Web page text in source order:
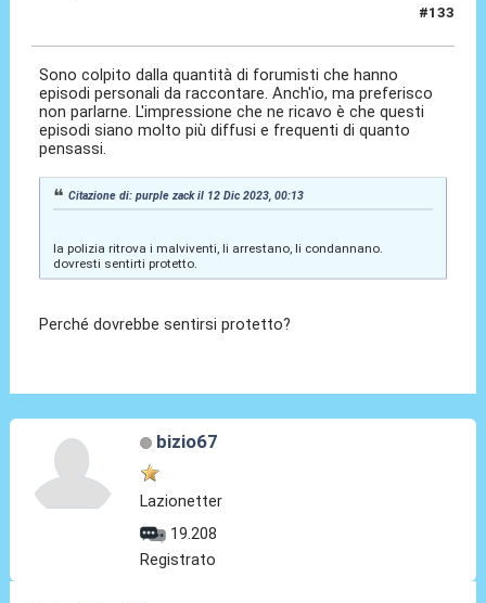
#133
Sono colpito dalla quantità di forumisti che hanno
episodi personali da raccontare. Anch'io, ma preferisco
non parlarne. L'impressione che ne ricavo è che questi
episodi siano molto più diffusi e frequenti di quanto
pensassi.
Citazione di: purple zack il 12 Dic 2023, 00:13
la polizia ritrova i malviventi, li arrestano, li condannano.
dovresti sentirti protetto.
Perché dovrebbe sentirsi protetto?
bizio67
Lazionetter
19.208
Registrato